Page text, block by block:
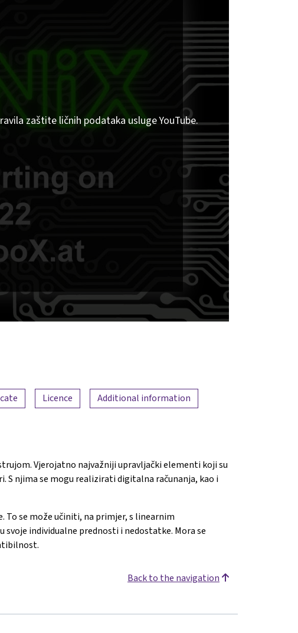
zaštite ličnih podataka usluge YouTube.
Licence
Additional information
Vjerojatno najvažniji upravljački elementi koji su
njima se mogu realizirati digitalna računanja, kao i
To se može učiniti, na primjer, s linearnim
individualne prednosti i nedostatke. Mora se
Back to the navigation